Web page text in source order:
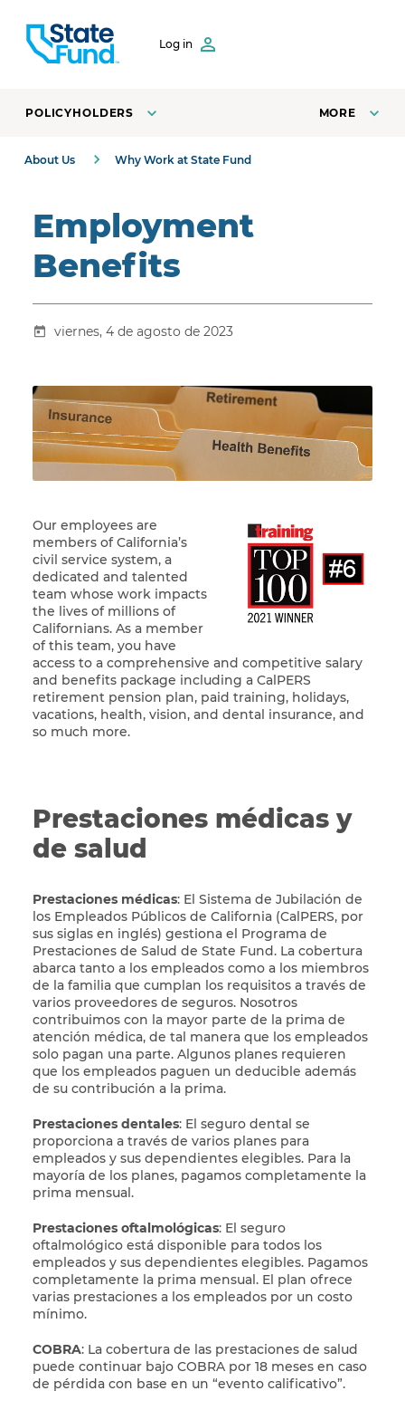
Log in
POLICYHOLDERS MORE
About Us Why Work at State Fund
Employment
Benefits
viernes, 4 de agosto de 2023
Our employees are
members of California’s
civil service system, a
dedicated and talented
team whose work impacts
the lives of millions of
Californians. As a member
of this team, you have
access to a comprehensive and competitive salary
and benefits package including a CalPERS
retirement pension plan, paid training, holidays,
vacations, health, vision, and dental insurance, and
so much more.
Prestaciones médicas y
de salud
Prestaciones médicas: El Sistema de Jubilación de
los Empleados Públicos de California (CalPERS, por
sus siglas en inglés) gestiona el Programa de
Prestaciones de Salud de State Fund. La cobertura
abarca tanto a los empleados como a los miembros
de la familia que cumplan los requisitos a través de
varios proveedores de seguros. Nosotros
contribuimos con la mayor parte de la prima de
atención médica, de tal manera que los empleados
solo pagan una parte. Algunos planes requieren
que los empleados paguen un deducible además
de su contribución a la prima.
Prestaciones dentales: El seguro dental se
proporciona a través de varios planes para
empleados y sus dependientes elegibles. Para la
mayoría de los planes, pagamos completamente la
prima mensual.
Prestaciones oftalmológicas: El seguro
oftalmológico está disponible para todos los
empleados y sus dependientes elegibles. Pagamos
completamente la prima mensual. El plan ofrece
varias prestaciones a los empleados por un costo
mínimo.
COBRA: La cobertura de las prestaciones de salud
puede continuar bajo COBRA por 18 meses en caso
de pérdida con base en un “evento calificativo”.